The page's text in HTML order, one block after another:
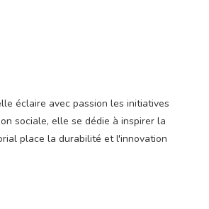
éclaire avec passion les initiatives
sociale, elle se dédie à inspirer la
place la durabilité et l'innovation